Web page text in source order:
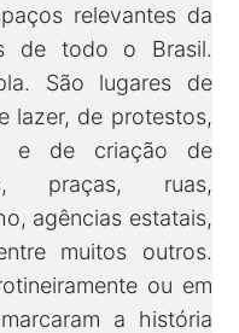
relevantes da
de todo o Brasil.
São lugares de
lazer, de protestos,
e de criação de
praças, ruas,
agências estatais,
muitos outros.
ou em
a história